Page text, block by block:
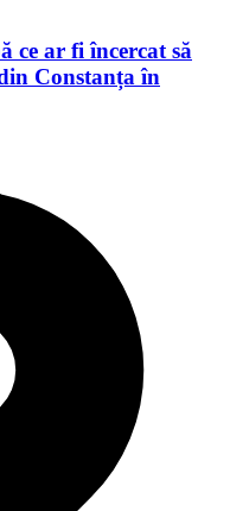
ce ar fi încercat să
Constanța în